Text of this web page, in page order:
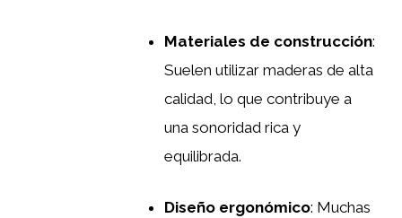
Materiales de construcción:
Suelen utilizar maderas de alta
calidad, lo que contribuye a
una sonoridad rica y
equilibrada.
Diseño ergonómico: Muchas